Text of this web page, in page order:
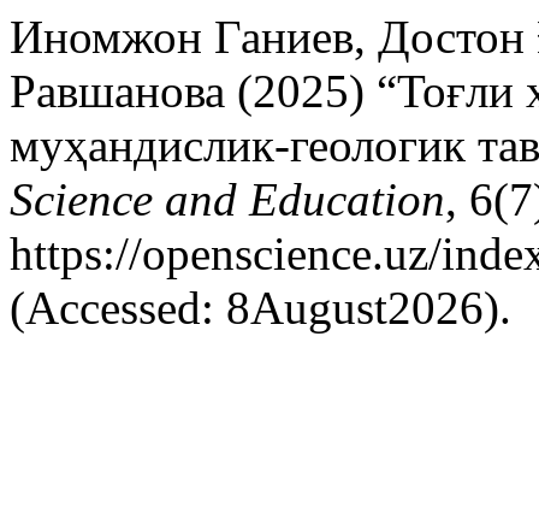
Иномжон Ганиев, Достон
Равшанова (2025) “Тоғли
муҳандислик-геологик
Science and Education,
https://openscience.uz/
(Accessed: 8August2026).